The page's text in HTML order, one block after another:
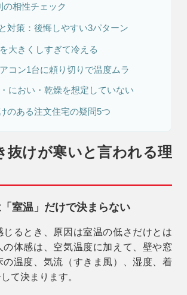
の相性チェック
対策：後悔しやすい3パターン
大きくしすぎて冷える
コン1台に頼り切りで温度ムラ
におい・乾燥を想定していない
のある注文住宅の疑問5つ
抜けが寒いと言われる理
室温」だけで決まらない
じるとき、原因は室温の低さだけとは
の体感は、空気温度に加えて、壁や窓
の温度、気流（すきま風）、湿度、着
て決まります。